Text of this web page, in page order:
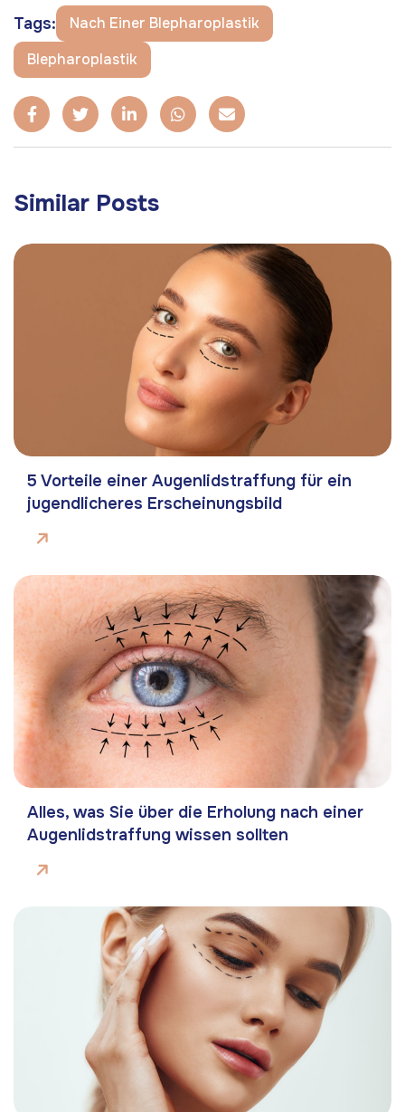
Tags:
Nach Einer Blepharoplastik
Blepharoplastik
Similar Posts
5 Vorteile einer Augenlidstraffung für ein
jugendlicheres Erscheinungsbild
Alles, was Sie über die Erholung nach einer
Augenlidstraffung wissen sollten